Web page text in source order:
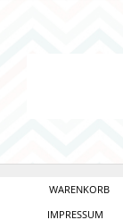
WARENKORB
IMPRESSUM